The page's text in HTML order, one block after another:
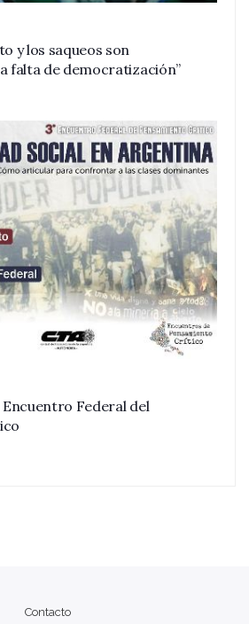
y los saqueos son
falta de democratización”
Encuentro Federal del
Contacto